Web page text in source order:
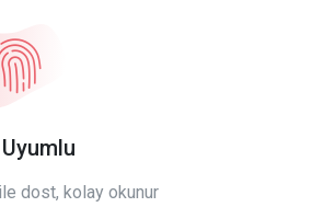
Uyumlu
dost, kolay okunur